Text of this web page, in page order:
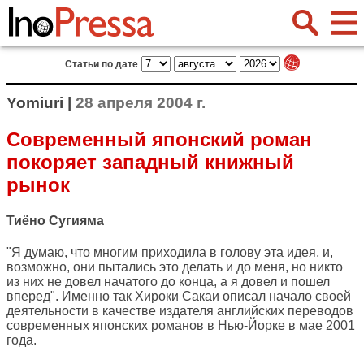
Статьи по дате
Yomiuri | 28 апреля 2004 г.
Современный японский роман
покоряет западный книжный
рынок
Тиёно Сугияма
"Я думаю, что многим приходила в голову эта идея, и,
возможно, они пытались это делать и до меня, но никто
из них не довел начатого до конца, а я довел и пошел
вперед". Именно так Хироки Сакаи описал начало своей
деятельности в качестве издателя английских переводов
современных японских романов в Нью-Йорке в мае 2001
года.